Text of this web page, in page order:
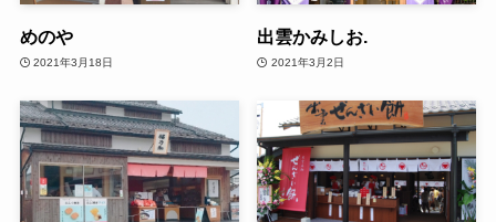
めのや
2021年3月18日
出雲かみしお.
2021年3月2日